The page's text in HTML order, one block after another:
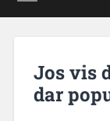
Jos vis
dar